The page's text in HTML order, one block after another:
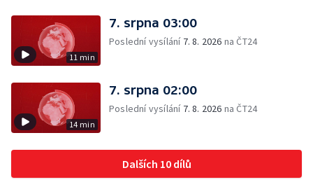
11 min
7. srpna 03:00
Poslední vysílání 7. 8. 2026 na ČT24
14 min
7. srpna 02:00
Poslední vysílání 7. 8. 2026 na ČT24
Dalších 10 dílů